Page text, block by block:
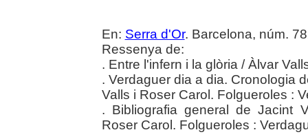
En: Serra d'Or. Barcelona, núm.
Ressenya de:
. Entre l'infern i la glòria / Àlvar
. Verdaguer dia a dia. Cronologia
Valls i Roser Carol. Folgueroles :
. Bibliografia general de Jacint
Roser Carol. Folgueroles :